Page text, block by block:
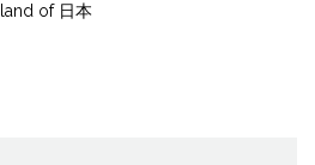
‌land‌ ‌of‌ ‌日‌本‌